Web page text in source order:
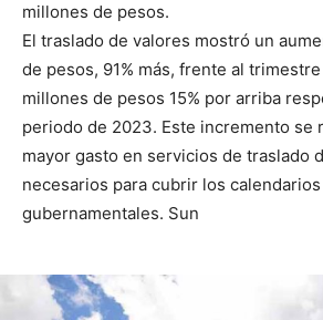
millones de pesos.
El traslado de valores mostró un
de pesos, 91% más, frente al
millones de pesos 15% por arriba
periodo de 2023. Este incremento se
mayor gasto en servicios de traslado
necesarios para cubrir los
gubernamentales. Sun